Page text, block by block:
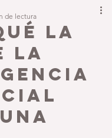
la
la
de lectura